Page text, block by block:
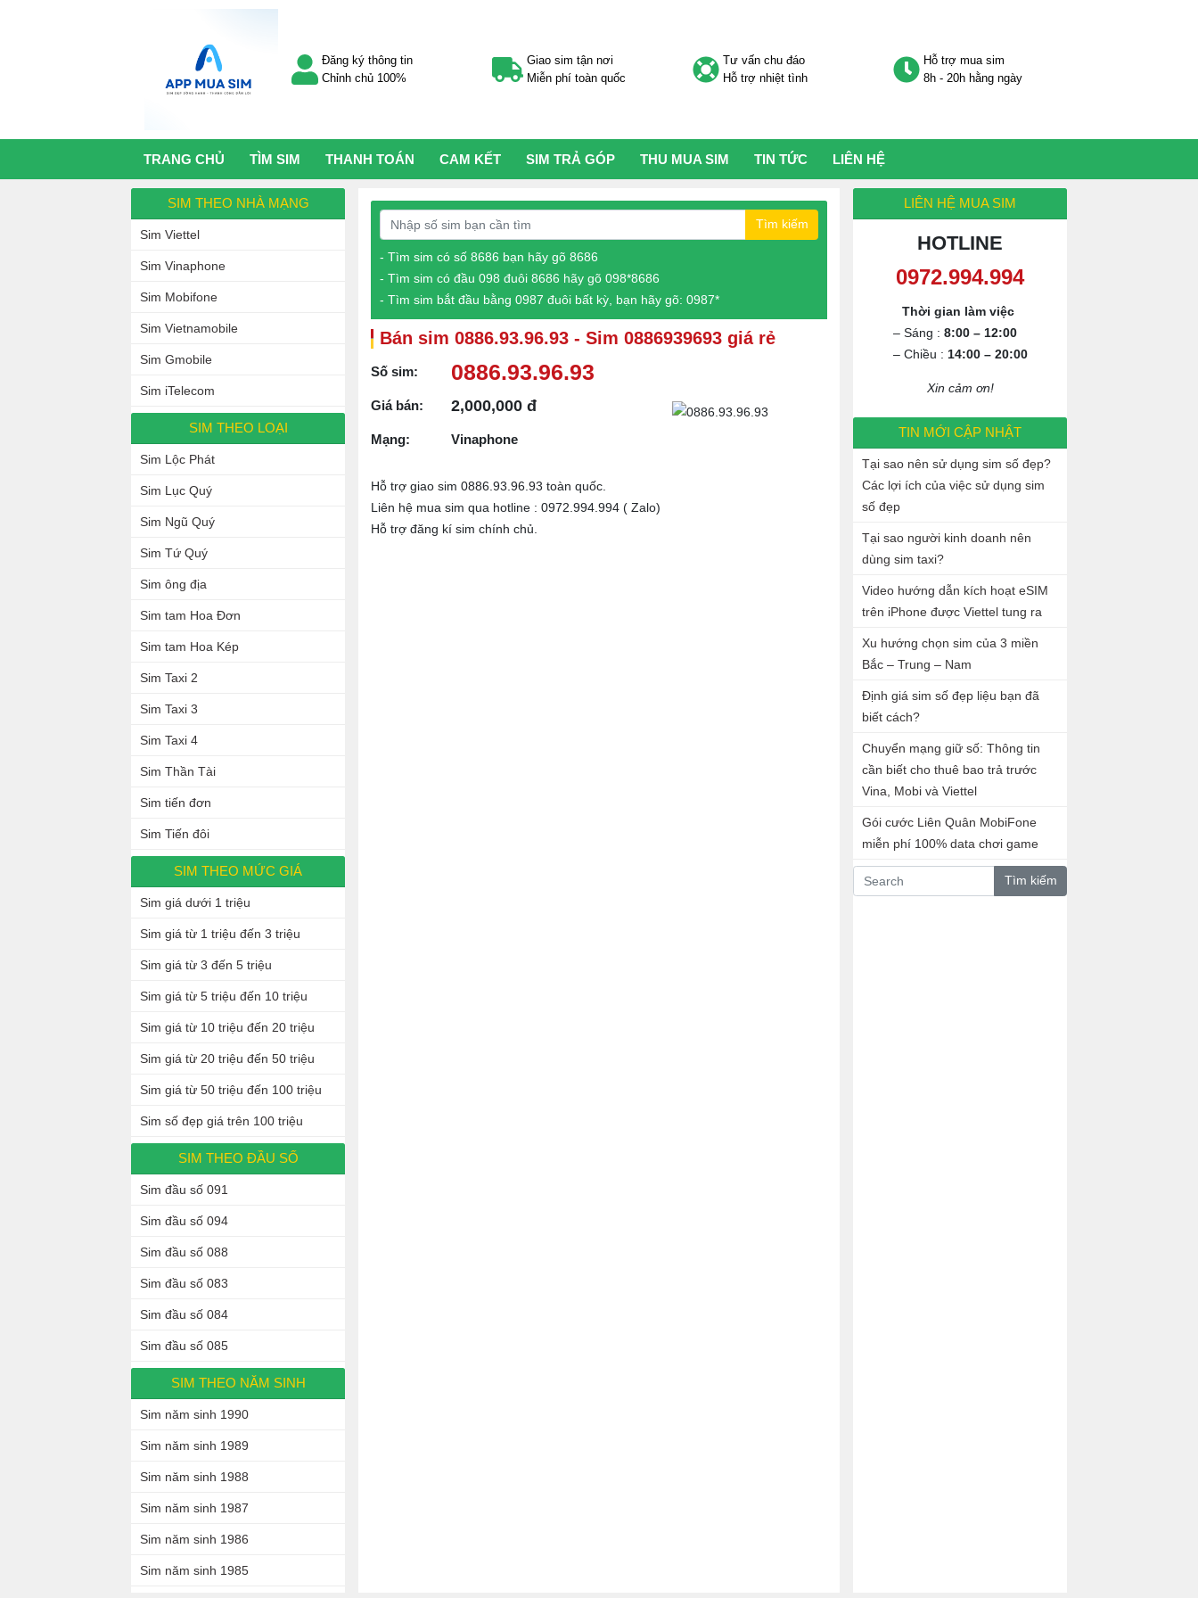
Đăng ký thông tin
Chỉnh chủ 100%
Giao sim tận nơi
Miễn phí toàn quốc
Tư vấn chu đáo
Hỗ trợ nhiệt tình
Hỗ trợ mua sim
8h - 20h hằng ngày
TRANG CHỦ TÌM SIM THANH TOÁN CAM KẾT SIM TRẢ GÓP THU MUA SIM TIN TỨC LIÊN HỆ
Tìm kiếm
- Tìm sim có số 8686 bạn hãy gõ 8686
- Tìm sim có đầu 098 đuôi 8686 hãy gõ 098*8686
- Tìm sim bắt đầu bằng 0987 đuôi bất kỳ, bạn hãy gõ: 0987*
Bán sim 0886.93.96.93 - Sim 0886939693 giá rẻ
Số sim: 0886.93.96.93
Giá bán: 2,000,000 đ
Mạng: Vinaphone
Hỗ trợ giao sim 0886.93.96.93 toàn quốc.
Liên hệ mua sim qua hotline : 0972.994.994 ( Zalo)
Hỗ trợ đăng kí sim chính chủ.
SIM THEO NHÀ MẠNG
Sim Viettel
Sim Vinaphone
Sim Mobifone
Sim Vietnamobile
Sim Gmobile
Sim iTelecom
SIM THEO LOẠI
Sim Lộc Phát
Sim Lục Quý
Sim Ngũ Quý
Sim Tứ Quý
Sim ông địa
Sim tam Hoa Đơn
Sim tam Hoa Kép
Sim Taxi 2
Sim Taxi 3
Sim Taxi 4
Sim Thần Tài
Sim tiến đơn
Sim Tiến đôi
SIM THEO MỨC GIÁ
Sim giá dưới 1 triệu
Sim giá từ 1 triệu đến 3 triệu
Sim giá từ 3 đến 5 triệu
Sim giá từ 5 triệu đến 10 triệu
Sim giá từ 10 triệu đến 20 triệu
Sim giá từ 20 triệu đến 50 triệu
Sim giá từ 50 triệu đến 100 triệu
Sim số đẹp giá trên 100 triệu
SIM THEO ĐẦU SỐ
Sim đầu số 091
Sim đầu số 094
Sim đầu số 088
Sim đầu số 083
Sim đầu số 084
Sim đầu số 085
SIM THEO NĂM SINH
Sim năm sinh 1990
Sim năm sinh 1989
Sim năm sinh 1988
Sim năm sinh 1987
Sim năm sinh 1986
Sim năm sinh 1985
LIÊN HỆ MUA SIM
HOTLINE
0972.994.994
Thời gian làm việc
– Sáng : 8:00 – 12:00
– Chiều : 14:00 – 20:00
Xin cảm ơn!
TIN MỚI CẬP NHẬT
Tại sao nên sử dụng sim số đẹp?
Các lợi ích của việc sử dụng sim
số đẹp
Tại sao người kinh doanh nên
dùng sim taxi?
Video hướng dẫn kích hoạt eSIM
trên iPhone được Viettel tung ra
Xu hướng chọn sim của 3 miền
Bắc – Trung – Nam
Định giá sim số đẹp liệu bạn đã
biết cách?
Chuyển mạng giữ số: Thông tin
cần biết cho thuê bao trả trước
Vina, Mobi và Viettel
Gói cước Liên Quân MobiFone
miễn phí 100% data chơi game
Tìm kiếm